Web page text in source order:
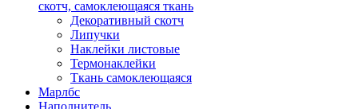
скотч, самоклеющаяся ткань
Декоративный скотч
Липучки
Наклейки листовые
Термонаклейки
Ткань самоклеющаяся
Марлбс